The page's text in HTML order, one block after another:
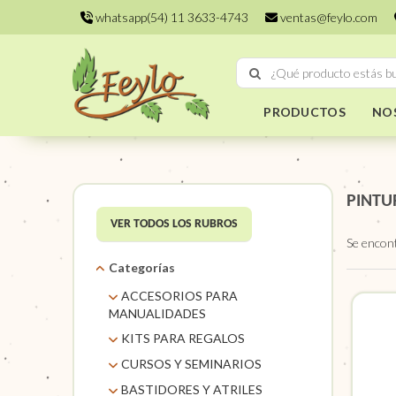
whatsapp(54) 11 3633-4743 ventas@feylo.com
PRODUCTOS
VER TODOS LOS RUBROS
Categorías
ACCESORIOS PARA
MANUALIDADES
AROS DE MIMBRE
CARACOLES. FLORES Y
KITS PARA REGALOS
KITS
CURSOS Y SEMINARIOS
TALLERES
BASTIDORES Y ATRILES
Se